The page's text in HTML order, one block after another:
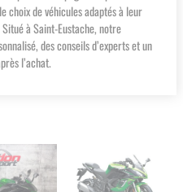
choix de véhicules adaptés à leur
à Saint-Eustache, notre
des conseils d’experts et un
l’achat.